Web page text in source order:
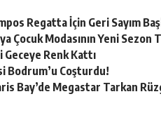
Regatta İçin Geri Sayım
Çocuk Modasının Yeni
Renk Kattı
Bodrum’u Coşturdu!
Bay’de Megastar Tarkan